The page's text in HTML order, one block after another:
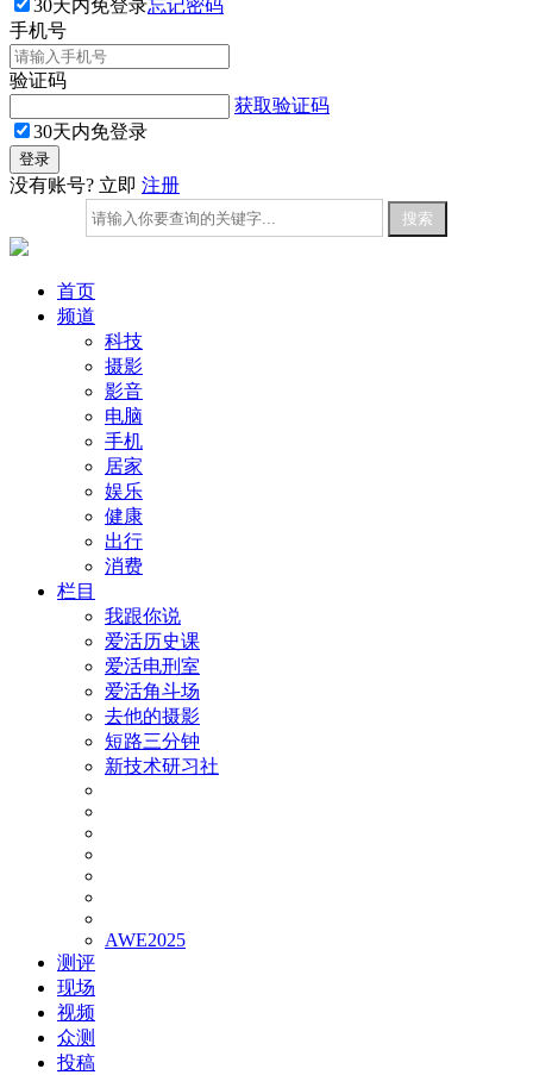
30天内免登录忘记密码
手机号
验证码
获取验证码
30天内免登录
没有账号? 立即 注册
首页
频道
科技
摄影
影音
电脑
手机
居家
娱乐
健康
出行
消费
栏目
我跟你说
爱活历史课
爱活电刑室
爱活角斗场
去他的摄影
短路三分钟
新技术研习社
AWE2025
测评
现场
视频
众测
投稿